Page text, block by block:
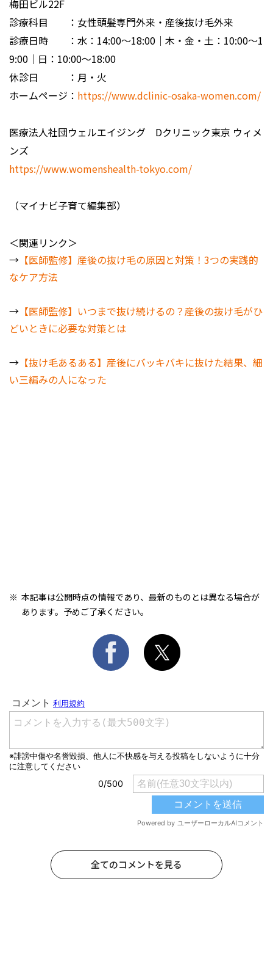
梅田ビル22F
診療科目 ：女性頭髪専門外来・産後抜け毛外来
診療日時 ：水：14:00～18:00｜木・金・土：10:00～1
9:00｜日：10:00～18:00
休診日 ：月・火
ホームページ： https://www.dclinic-osaka-women.com/
医療法人社団ウェルエイジング Dクリニック東京 ウィメ
ンズ
https://www.womenshealth-tokyo.com/
（マイナビ子育て編集部）
＜関連リンク＞
→ 【医師監修】産後の抜け毛の原因と対策！3つの実践的
なケア方法
→ 【医師監修】いつまで抜け続けるの？産後の抜け毛がひ
どいときに必要な対策とは
→ 【抜け毛あるある】産後にバッキバキに抜けた結果、細
い三編みの人になった
本記事は公開時点の情報であり、最新のものとは異なる場合が
あります。予めご了承ください。
全てのコメントを見る